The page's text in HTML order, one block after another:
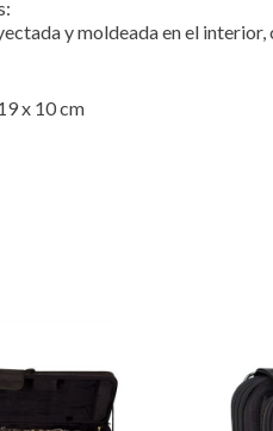
y moldeada en el
x 10 cm